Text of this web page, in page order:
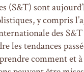
(S&T) sont
y compris
des
les tendances
comment et